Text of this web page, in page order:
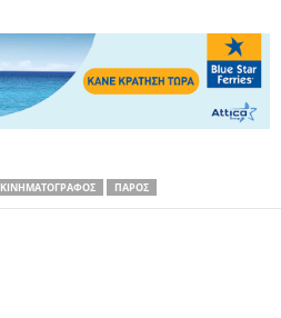
ΚΙΝΗΜΑΤΟΓΡΑΦΟΣ ΠΑΡΟΣ